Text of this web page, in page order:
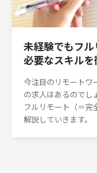
未経験でもフ
必要なスキル
今注目のリモートワ
の求人はあるのでし
フルリモート（＝
解説していきます。